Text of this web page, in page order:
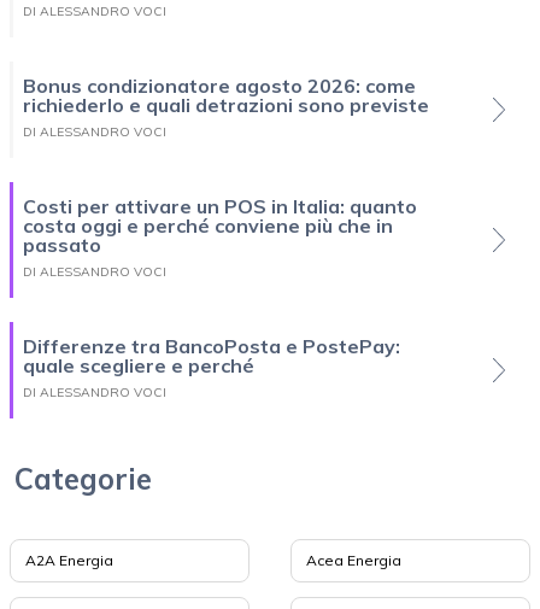
DI ALESSANDRO VOCI
Bonus condizionatore agosto 2026: come
richiederlo e quali detrazioni sono previste
DI ALESSANDRO VOCI
Costi per attivare un POS in Italia: quanto
costa oggi e perché conviene più che in
passato
DI ALESSANDRO VOCI
Differenze tra BancoPosta e PostePay:
quale scegliere e perché
DI ALESSANDRO VOCI
Categorie
A2A Energia Acea Energia